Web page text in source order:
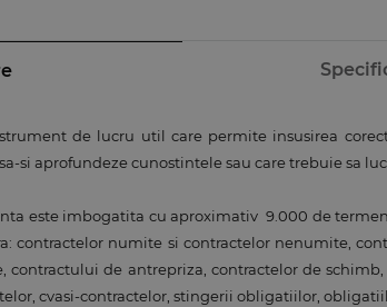
de lucru util care permite insusirea
si aprofundeze cunostintele sau care trebuie sa
este imbogatita cu aproximativ 9.000 de
contractelor numite si contractelor nenumite,
contractului de antrepriza, contractelor de
cvasi-contractelor, stingerii obligatiilor,